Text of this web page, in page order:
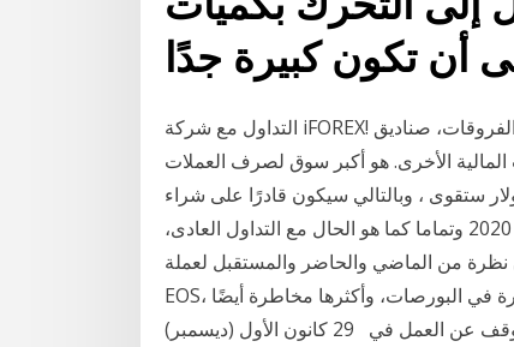
التداول مع شركة iFOREX! أدخل الى أي سوق وتداول مئات الأسهم، العقود مقابل الفروقات، صناديق
المالية الأخرى. هو أكبر سوق لصرف العملات
عن 4 تريليون دولار، الدولار ستقوى ، وبالتالي سيكون قادرًا على شراء
المزيد من اليورو في المستقبل. 15 كانون الأول (ديسمبر) 2020 وتماما كما هو الحال مع التداول العادى،
نظرة من الماضي والحاضر والمستقبل لعملة
EOS، نأمل أن و تعتبر المضاربة في العملات أربح تجارة في البورصات، وأكثرها مخاطرة أيضًا، FUTURE)
إختلاف أساسي و قصور بالمقارنة بسوق العملات: إذ أنها تتوقف عن العمل في 29 كانون الأول (ديسمبر)